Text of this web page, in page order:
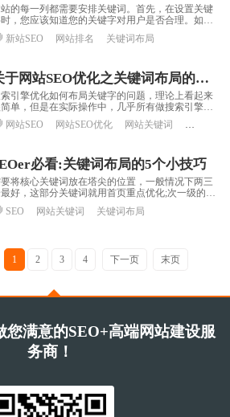
站的每一列都需要安排关键词。首先，在设置关键
，您应该知道您的关键字对用户是否合理。如果
键字不合理，则不应与主页上的关键字重复。尽量
新站SEO 网站排名 关键词布局
关于网站SEO优化之关键词布局的内容分享
引擎优化如何布局关键字的问题，理论上看起来
单，但是在实际操作中，几乎所有做搜索引擎优
的朋友都会或多或少地遇到问题。小编在这里分享
网站SEO 网站SEO优化 网站关键词 关键词布
必看:关键词布局的5个小技巧
将核心关键词放在塔尖的位置，一般情况下两三
好，这部分关键词就用首页重点优化;次一级的关
词相当于塔身部分，数量上一定比核心关键词要
SEO 网站关键词 关键词布局
1 2 3 4 下一页 末页
您满意的SEO+高端网站建设服
务商！